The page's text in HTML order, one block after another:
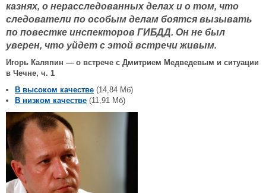
казнях, о нерасследованных делах и о том, что
следователи по особым делам боятся вызывать
по повестке инспекторов ГИБДД. Он не был
уверен, что уйдет с этой встречи живым.
Игорь Каляпин — о встрече с Дмитрием Медведевым и ситуации
в Чечне, ч. 1
В высоком качестве (14,84 Мб)
В низком качестве (11,91 Мб)